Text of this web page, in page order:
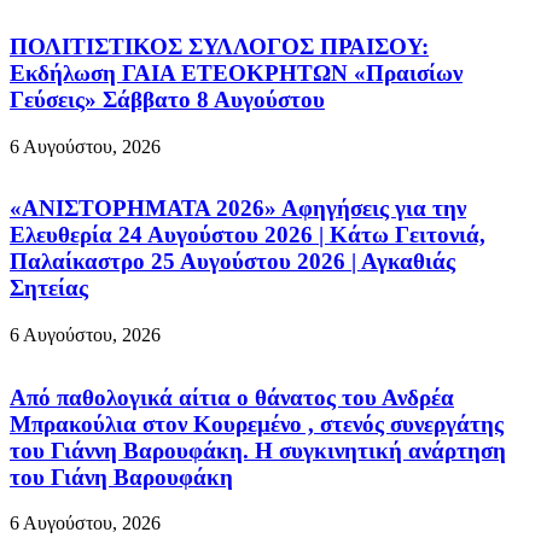
ΠΟΛΙΤΙΣΤΙΚΟΣ ΣΥΛΛΟΓΟΣ ΠΡΑΙΣΟΥ:
Εκδήλωση ΓΑΙΑ ΕΤΕΟΚΡΗΤΩΝ «Πραισίων
Γεύσεις» Σάββατο 8 Αυγούστου
6 Αυγούστου, 2026
«ΑΝΙΣΤΟΡΗΜΑΤΑ 2026» Αφηγήσεις για την
Ελευθερία 24 Αυγούστου 2026 | Κάτω Γειτονιά,
Παλαίκαστρο 25 Αυγούστου 2026 | Αγκαθιάς
Σητείας
6 Αυγούστου, 2026
Από παθολογικά αίτια ο θάνατος του Ανδρέα
Μπρακούλια στον Kουρεμένο , στενός συνεργάτης
του Γιάννη Βαρουφάκη. Η συγκινητική ανάρτηση
του Γιάνη Βαρουφάκη
6 Αυγούστου, 2026